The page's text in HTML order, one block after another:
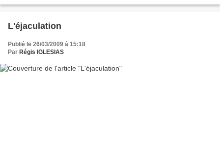
L'éjaculation
Publié le 26/03/2009 à 15:18
Par Régis IGLESIAS